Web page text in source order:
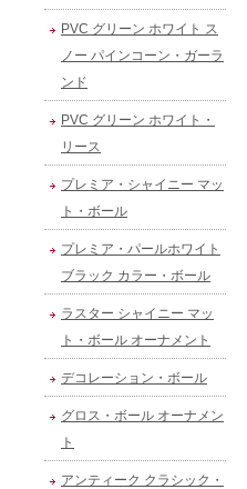
PVC グリーン ホワイト ス
ノー パインコーン・ガーラ
ンド
PVC グリーン ホワイト・
リース
プレミア・シャイニー マッ
ト・ボール
プレミア・パールホワイト
ブラック カラー・ボール
ラスター シャイニー マッ
ト・ボール オーナメント
デコレーション・ボール
グロス・ボール オーナメン
ト
アンティーク クラシック・